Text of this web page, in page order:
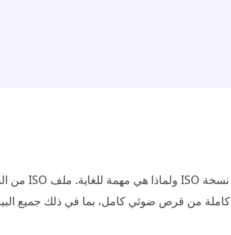
كاملة من قرص ضوئي كامل، بما في ذلك جميع